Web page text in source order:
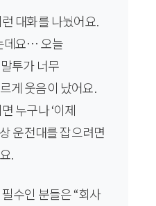
대화를 나눴어요.
데요… 오늘
투가 너무
게 웃음이 났어요.
누구나 ‘이제
운전대를 잡으려면
.
수인 분들은 “회사